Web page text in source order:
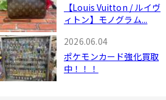
【Louis Vuitton / ルイヴ
ィトン】モノグラム...
2026.06.04
ポケモンカード強化買取
中！！！